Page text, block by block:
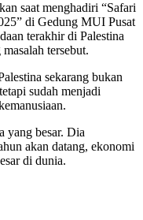
saat menghadiri “Safari
di Gedung MUI Pusat
terakhir di Palestina
tersebut.
sekarang bukan
sudah menjadi
yang besar. Dia
akan datang, ekonomi
di dunia.